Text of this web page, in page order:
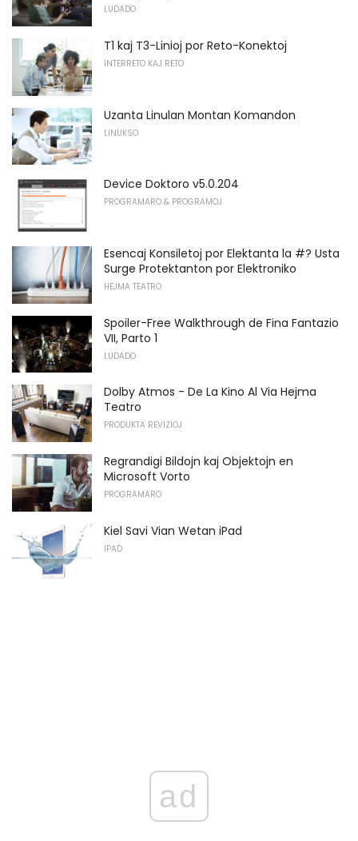
LUDADO
T1 kaj T3-Linioj por Reto-Konektoj
INTERRETO KAJ RETO
Uzanta Linulan Montan Komandon
LINUKSO
Device Doktoro v5.0.204
PROGRAMARO & PROGRAMOJ
Esencaj Konsiletoj por Elektanta la #? Usta
Surge Protektanton por Elektroniko
HEJMA TEATRO
Spoiler-Free Walkthrough de Fina Fantazio
VII, Parto 1
LUDADO
Dolby Atmos - De La Kino Al Via Hejma
Teatro
PRODUKTA REVIZIOJ
Regrandigi Bildojn kaj Objektojn en
Microsoft Vorto
PROGRAMARO
Kiel Savi Vian Wetan iPad
IPAD
ad